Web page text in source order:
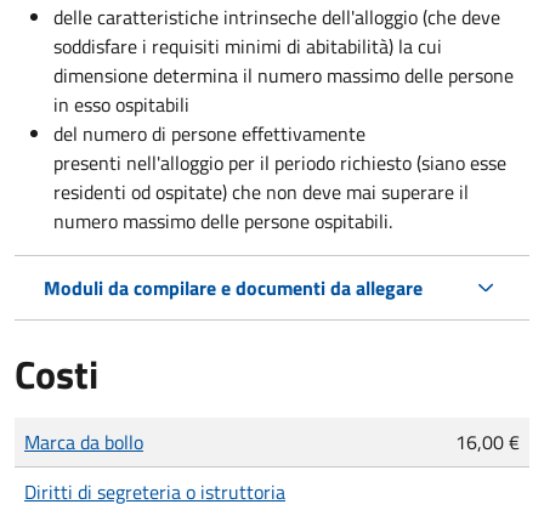
delle caratteristiche intrinseche dell'alloggio (che deve
soddisfare i requisiti minimi di abitabilità) la cui
dimensione determina il numero massimo delle persone
in esso ospitabili
del numero di persone effettivamente
presenti nell'alloggio per il periodo richiesto (siano esse
residenti od ospitate) che non deve mai superare il
numero massimo delle persone ospitabili.
Moduli da compilare e documenti da allegare
Costi
Tipo di pagamento
Importo
Marca da bollo
16,00 €
Diritti di segreteria o istruttoria